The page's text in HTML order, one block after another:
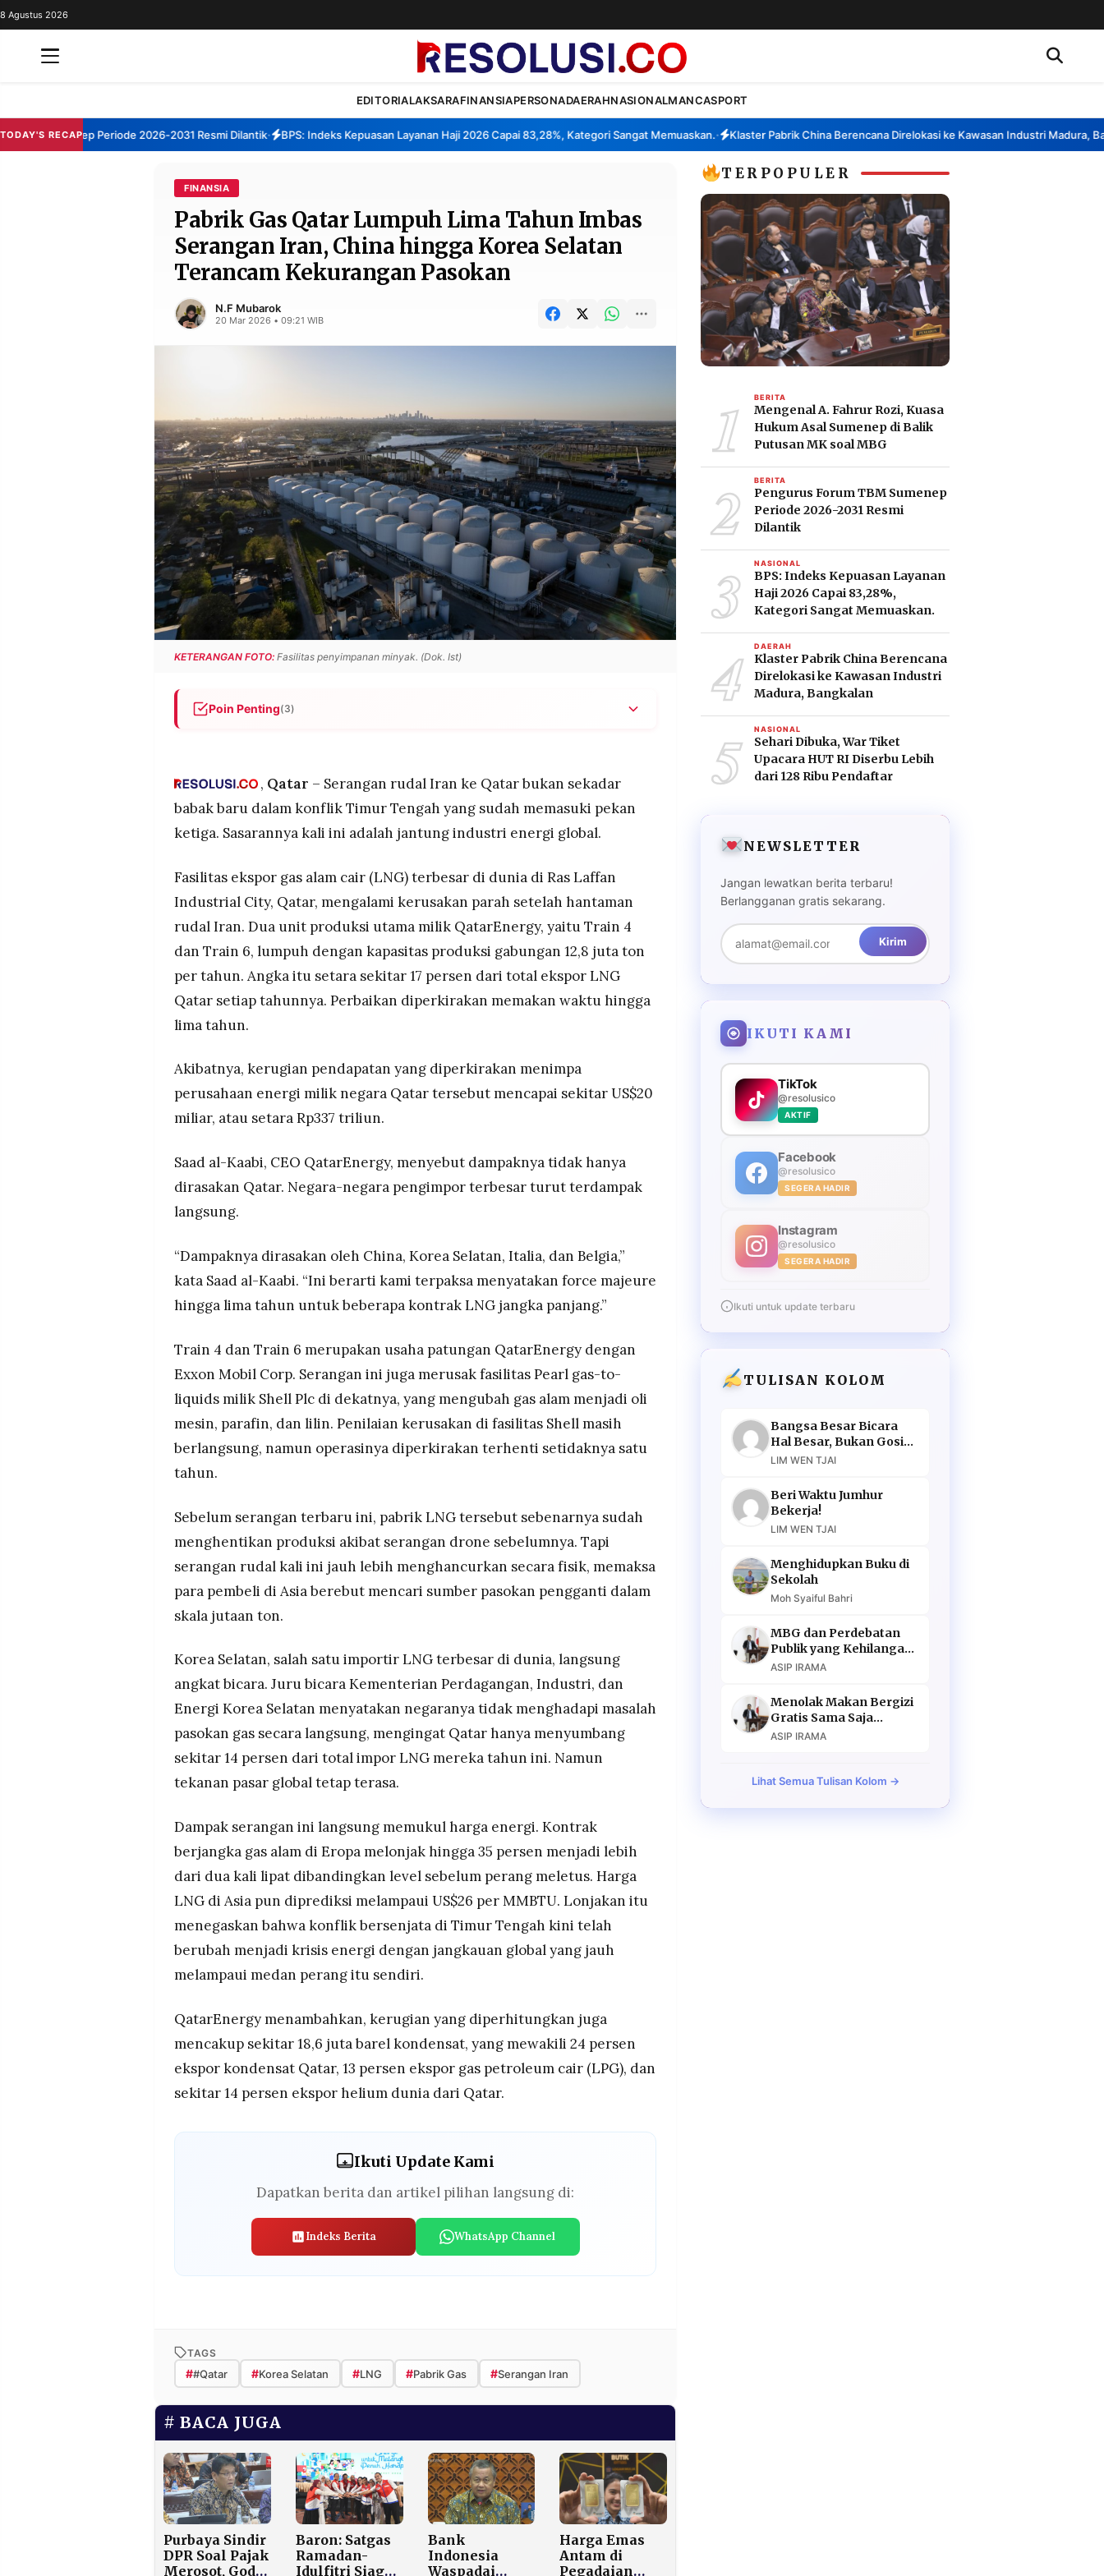
REDAKSI
TULISAN
SERVICE
8 Agustus 2026
EDITORIALAKSARAFINANSIAPERSONADAERAHNASIONALMANCASPORT
TODAY'S RECAP
Sumenep Periode 2026-2031 Resmi Dilantik• BPS: Indeks Kepuasan Layanan Haji 2026 Capai 83,28%, Kategori Sangat Memuaskan.• Klaster Pabrik China Berencana Direlokasi ke Kawasan Industri Madura,
FINANSIA
Pabrik Gas Qatar Lumpuh Lima Tahun Imbas
Serangan Iran, China hingga Korea Selatan
Terancam Kekurangan Pasokan
N.F Mubarok
20 Mar 2026 • 09:21 WIB
KETERANGAN FOTO: Fasilitas penyimpanan minyak. (Dok. Ist)
Poin Penting(3)
Rp337 triliun dan force majeure kontrak LNG jangka panjang hingga lima tahun.
Negara-negara pengimpor utama seperti China, Korea Selatan, Italia, dan Belgia
langsung merasakan dampak gangguan pasokan, dengan harga gas alam
melampaui US$26 per MMBTU.
Selain kerusakan pada fasilitas LNG, QatarEnergy mencatat potensi kehilangan
ekspor kondensat sebesar 24 persen, LPG 13 persen, dan helium sekitar 14
persen dari total ekspor Qatar, menjadikan serangan ini salah satu gangguan
pasokan energi global terbesar dalam beberapa dekade terakhir.
, Qatar – Serangan rudal Iran ke Qatar bukan sekadar
babak baru dalam konflik Timur Tengah yang sudah memasuki pekan
ketiga. Sasarannya kali ini adalah jantung industri energi global.
Fasilitas ekspor gas alam cair (LNG) terbesar di dunia di Ras Laffan
Industrial City, Qatar, mengalami kerusakan parah setelah hantaman
rudal Iran. Dua unit produksi utama milik QatarEnergy, yaitu Train 4
dan Train 6, lumpuh dengan kapasitas produksi gabungan 12,8 juta ton
per tahun. Angka itu setara sekitar 17 persen dari total ekspor LNG
Qatar setiap tahunnya. Perbaikan diperkirakan memakan waktu hingga
lima tahun.
Akibatnya, kerugian pendapatan yang diperkirakan menimpa
perusahaan energi milik negara Qatar tersebut mencapai sekitar US$20
miliar, atau setara Rp337 triliun.
Saad al-Kaabi, CEO QatarEnergy, menyebut dampaknya tidak hanya
dirasakan Qatar. Negara-negara pengimpor terbesar turut terdampak
langsung.
“Dampaknya dirasakan oleh China, Korea Selatan, Italia, dan Belgia,”
kata Saad al-Kaabi. “Ini berarti kami terpaksa menyatakan force majeure
hingga lima tahun untuk beberapa kontrak LNG jangka panjang.”
Train 4 dan Train 6 merupakan usaha patungan QatarEnergy dengan
Exxon Mobil Corp. Serangan ini juga merusak fasilitas Pearl gas-to-
liquids milik Shell Plc di dekatnya, yang mengubah gas alam menjadi oli
mesin, parafin, dan lilin. Penilaian kerusakan di fasilitas Shell masih
berlangsung, namun operasinya diperkirakan terhenti setidaknya satu
tahun.
Sebelum serangan terbaru ini, pabrik LNG tersebut sebenarnya sudah
menghentikan produksi akibat serangan drone sebelumnya. Tapi
serangan rudal kali ini jauh lebih menghancurkan secara fisik, memaksa
para pembeli di Asia berebut mencari sumber pasokan pengganti dalam
skala jutaan ton.
Korea Selatan, salah satu importir LNG terbesar di dunia, langsung
angkat bicara. Juru bicara Kementerian Perdagangan, Industri, dan
Energi Korea Selatan menyatakan negaranya tidak menghadapi masalah
pasokan gas secara langsung, mengingat Qatar hanya menyumbang
sekitar 14 persen dari total impor LNG mereka tahun ini. Namun
tekanan pasar global tetap terasa.
Dampak serangan ini langsung memukul harga energi. Kontrak
berjangka gas alam di Eropa melonjak hingga 35 persen menjadi lebih
dari dua kali lipat dibandingkan level sebelum perang meletus. Harga
LNG di Asia pun diprediksi melampaui US$26 per MMBTU. Lonjakan itu
menegaskan bahwa konflik bersenjata di Timur Tengah kini telah
berubah menjadi krisis energi dengan jangkauan global yang jauh
melampaui medan perang itu sendiri.
QatarEnergy menambahkan, kerugian yang diperhitungkan juga
mencakup sekitar 18,6 juta barel kondensat, yang mewakili 24 persen
ekspor kondensat Qatar, 13 persen ekspor gas petroleum cair (LPG), dan
sekitar 14 persen ekspor helium dunia dari Qatar.
Ikuti Update Kami
Dapatkan berita dan artikel pilihan langsung di:
Indeks Berita WhatsApp Channel
TAGS
##Qatar #Korea Selatan #LNG #Pabrik Gas #Serangan Iran
BACA JUGA
Purbaya Sindir
DPR Soal Pajak
Merosot, Goda
Baron: Satgas
Ramadan-
Idulfitri Siaga
Bank
Indonesia
Waspadai
Harga Emas
Antam di
Pegadaian
TERPOPULER
1 BERITA
Mengenal A. Fahrur Rozi, Kuasa
Hukum Asal Sumenep di Balik
Putusan MK soal MBG
2 BERITA
Pengurus Forum TBM Sumenep
Periode 2026-2031 Resmi
Dilantik
3 NASIONAL
BPS: Indeks Kepuasan Layanan
Haji 2026 Capai 83,28%,
Kategori Sangat Memuaskan.
4 DAERAH
Klaster Pabrik China Berencana
Direlokasi ke Kawasan Industri
Madura, Bangkalan
5 NASIONAL
Sehari Dibuka, War Tiket
Upacara HUT RI Diserbu Lebih
dari 128 Ribu Pendaftar
NEWSLETTER
Jangan lewatkan berita terbaru!
Berlangganan gratis sekarang.
Kirim
IKUTI KAMI
TikTok
@resolusico
AKTIF
Facebook
@resolusico
SEGERA HADIR
Instagram
@resolusico
SEGERA HADIR
Ikuti untuk update terbaru
TULISAN KOLOM
Bangsa Besar Bicara
Hal Besar, Bukan Gosip
Murahan
LIM WEN TJAI
Beri Waktu Jumhur
Bekerja!
LIM WEN TJAI
Menghidupkan Buku di
Sekolah
Moh Syaiful Bahri
MBG dan Perdebatan
Publik yang Kehilangan
Argumen
ASIP IRAMA
Menolak Makan Bergizi
Gratis Sama Saja
Menolak Masa Depan
ASIP IRAMA
Lihat Semua Tulisan Kolom →